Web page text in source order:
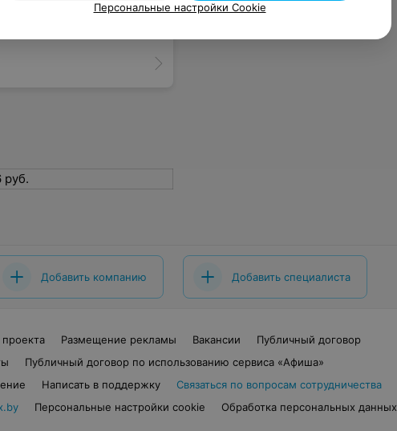
руб.
Добавить компанию Добавить специалиста
Размещение рекламы Вакансии
Публичный договор
Публичный договор по использованию сервиса «Афиша»
Написать в поддержку
Связаться по вопросам сотрудничества
Персональные настройки cookie Обработка персональных данных
Персональные настройки Cookie